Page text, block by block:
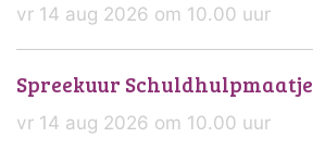
vr 14 aug 2026 om 10.00 uur
Spreekuur Schuldhulpmaatje
vr 14 aug 2026 om 10.00 uur